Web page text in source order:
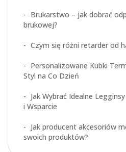
Brukarstwo – jak dobrać
brukowej?
Czym się różni retarder od
Personalizowane Kubki
Styl na Co Dzień
Jak Wybrać Idealne
i Wsparcie
Jak producent akcesoriów
swoich produktów?